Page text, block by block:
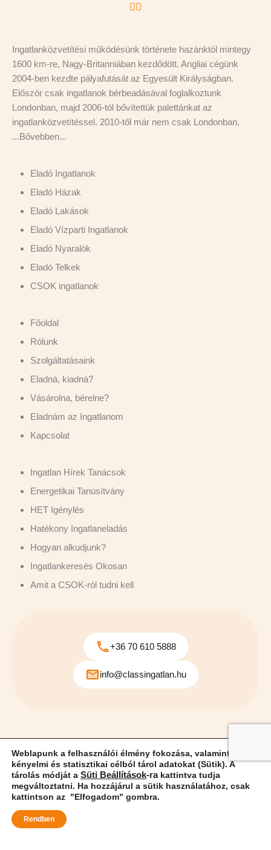
Ingatlanközvetítési működésünk története hazánktól mintegy
1600 km-re, Nagy-Britanniában kezdődött. Angliai cégünk
2004-ben kezdte pályafutását az Egyesült Királyságban.
Először csak ingatlanok bérbeadásával foglalkoztunk
Londonban, majd 2006-tól bővítettük palettánkat az
ingatlanközvetítéssel. 2010-től már nem csak Londonban,
...Bővebben...
Eladó Ingatlanok
Eladó Házak
Eladó Lakások
Eladó Vízparti Ingatlanok
Eladó Nyaralók
Eladó Telkek
CSOK ingatlanok
Főoldal
Rólunk
Szolgáltatásaink
Eladná, kiadná?
Vásárolna, bérelne?
Eladnám az Ingatlanom
Kapcsolat
Ingatlan Hírek Tanácsok
Energetikai Tanúsítvány
HET Igénylés
Hatékony Ingatlaneladás
Hogyan alkudjunk?
Ingatlankeresés Okosan
Amit a CSOK-ról tudni kell
+36 70 610 5888
info@classingatlan.hu
Felhasználási Feltételek
Szabályzat| Adatvédelmi Eszközök|Süti Beállítások
|weblap - JIMM
Weblapunk a felhasználói élmény fokozása, valamint
kényelmi és statisztikai célból tárol adatokat (Sütik). A
tárolás módját a Süti Beállítások-ra kattintva tudja
megváltoztatni. Ha hozzájárul a sütik használatához, csak
kattintson az "Elfogadom" gombra.
Rendben
László